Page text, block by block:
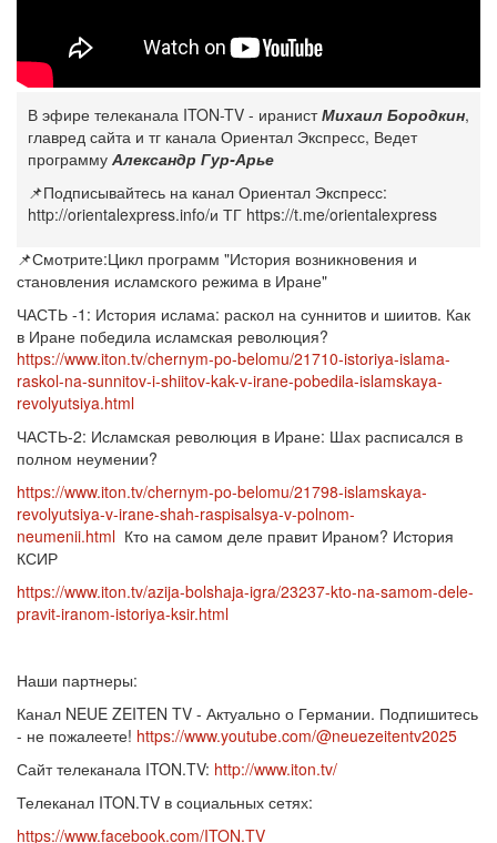
В эфире телеканала ITON-TV - иранистМихаил Бородкин,
главред сайта и тг канала Ориентал Экспресс, Ведет
программу Александр Гур-Арье
📌Подписывайтесь на канал Ориентал Экспресс:
http://orientalexpress.info/и ТГ https://t.me/orientalexpress
📌Смотрите:Цикл программ "История возникновения и
становления исламского режима в Иране"
ЧАСТЬ -1: История ислама: раскол на суннитов и шиитов. Как
в Иране победила исламская революция?
https://www.iton.tv/chernym-po-belomu/21710-istoriya-islama-
raskol-na-sunnitov-i-shiitov-kak-v-irane-pobedila-islamskaya-
revolyutsiya.html
ЧАСТЬ-2: Исламская революция в Иране: Шах расписался в
полном неумении?
https://www.iton.tv/chernym-po-belomu/21798-islamskaya-
revolyutsiya-v-irane-shah-raspisalsya-v-polnom-
neumenii.html Кто на самом деле правит Ираном? История
КСИР
https://www.iton.tv/azija-bolshaja-igra/23237-kto-na-samom-dele-
pravit-iranom-istoriya-ksir.html
Наши партнеры:
Канал NEUE ZEITEN TV - Актуально о Германии. Подпишитесь
- не пожалеете! https://www.youtube.com/@neuezeitentv2025
Сайт телеканала ITON.TV: http://www.iton.tv/
Телеканал ITON.TV в социальных сетях:
https://www.facebook.com/ITON.TV